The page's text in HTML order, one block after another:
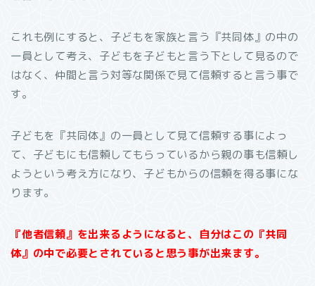
これも例にすると、子どもを家族と言う『共同体』の中の
一員として考え、子どもを子どもと言う下として見るので
はなく、仲間と言う対等な関係で見て信頼すると言う事で
す。
子どもを『共同体』の一員として見て信頼する事によっ
て、子どもにも信頼してもらっているから親の事も信頼し
ようという考え方になり、子どもからの信頼を得る事にな
ります。
『他者信頼』を出来るようになると、自分はこの『共同
体』の中で必要とされていると思う事が出来ます。